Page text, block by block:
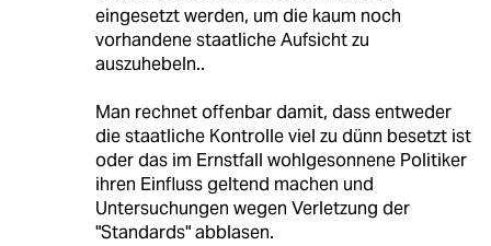
eingesetzt werden, um die kaum noch
vorhandene staatliche Aufsicht zu
auszuhebeln..
Man rechnet offenbar damit, dass entweder
die staatliche Kontrolle viel zu dünn besetzt ist
oder das im Ernstfall wohlgesonnene Politiker
ihren Einfluss geltend machen und
Untersuchungen wegen Verletzung der
"Standards" abblasen.